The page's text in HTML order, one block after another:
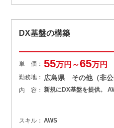
DX基盤の構築
単 価： 55万円～65万円
勤務地： 広島県 その他（非公
内 容： 新規にDX基盤を提供。
スキル： AWS